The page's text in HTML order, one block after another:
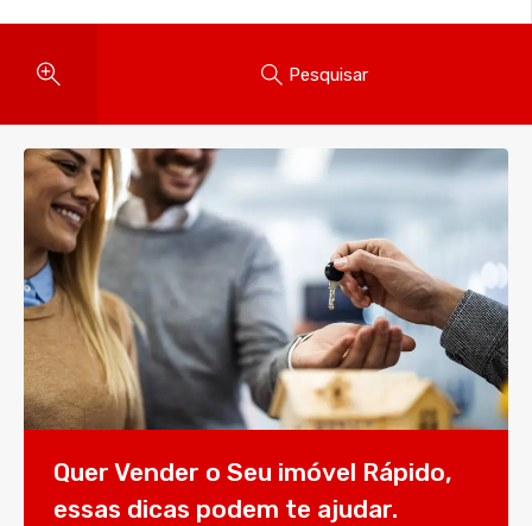
Pesquisar
Quer Vender o Seu imóvel Rápido,
essas dicas podem te ajudar.